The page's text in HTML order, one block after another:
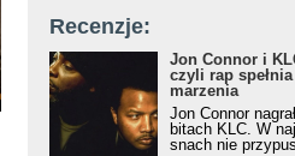
Recenzje:
Jon Connor i
czyli rap
marzenia
Jon Connor
bitach KLC. W
snach nie